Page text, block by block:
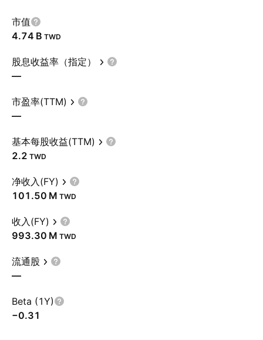
市值
‪4.74 B‬ TWD
股息收益率（指定）
—
市盈率(TTM)
—
基本每股收益(TTM)
2.2 TWD
净收入(FY)
‪101.50 M‬ TWD
收入(FY)
‪993.30 M‬ TWD
流通股
—
Beta (1Y)
−0.31